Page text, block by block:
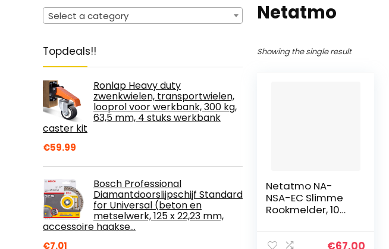
Select a category
Topdeals!!
Ronlap Heavy duty
zwenkwielen, transportwielen,
looprol voor werkbank, 300 kg,
63,5 mm, 4 stuks werkbank
caster kit
€59.99
Bosch Professional
Diamantdoorslijpschijf Standard
for Universal (beton en
metselwerk, 125 x 22,23 mm,
accessoire haakse…
€7.01
‎Netatmo
Showing the single result
Netatmo NA-
NSA-EC Slimme
Rookmelder, 10
de Tests, Direct
€67.00